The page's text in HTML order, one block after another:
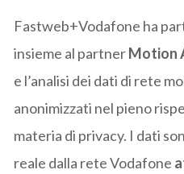
Fastweb+Vodafone ha
insieme al partnerMotion
e l’analisi dei dati di rete
anonimizzati nel pieno
materia di privacy. I dati
reale dalla rete Vodafone